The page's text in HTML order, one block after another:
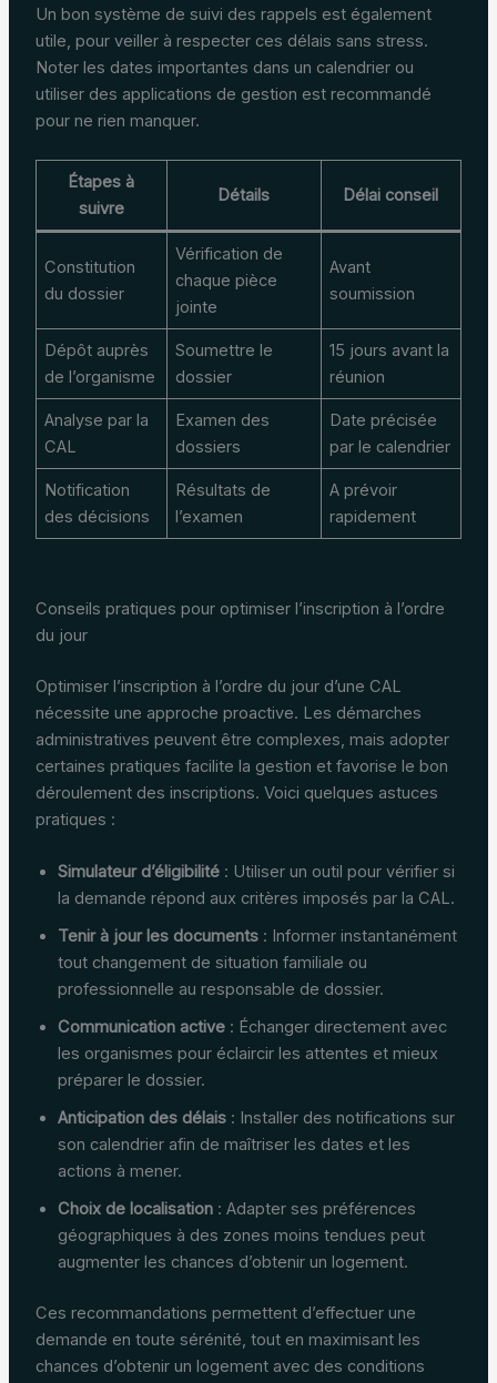
Un bon système de suivi des rappels est également
utile, pour veiller à respecter ces délais sans stress.
Noter les dates importantes dans un calendrier ou
utiliser des applications de gestion est recommandé
pour ne rien manquer.
Étapes à
suivre
Détails Délai conseil
Constitution
du dossier
Vérification de
chaque pièce
jointe
Avant
soumission
Dépôt auprès
de l’organisme
Soumettre le
dossier
15 jours avant la
réunion
Analyse par la
CAL
Examen des
dossiers
Date précisée
par le calendrier
Notification
des décisions
Résultats de
l’examen
A prévoir
rapidement
Conseils pratiques pour optimiser l’inscription à l’ordre
du jour
Optimiser l’inscription à l’ordre du jour d’une CAL
nécessite une approche proactive. Les démarches
administratives peuvent être complexes, mais adopter
certaines pratiques facilite la gestion et favorise le bon
déroulement des inscriptions. Voici quelques astuces
pratiques :
Simulateur d’éligibilité: Utiliser un outil pour vérifier si
la demande répond aux critères imposés par la CAL.
Tenir à jour les documents: Informer instantanément
tout changement de situation familiale ou
professionnelle au responsable de dossier.
Communication active: Échanger directement avec
les organismes pour éclaircir les attentes et mieux
préparer le dossier.
Anticipation des délais: Installer des notifications sur
son calendrier afin de maîtriser les dates et les
actions à mener.
Choix de localisation: Adapter ses préférences
géographiques à des zones moins tendues peut
augmenter les chances d’obtenir un logement.
Ces recommandations permettent d’effectuer une
demande en toute sérénité, tout en maximisant les
chances d’obtenir un logement avec des conditions